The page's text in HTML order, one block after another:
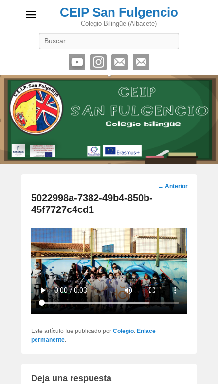
CEIP San Fulgencio
Colegio Bilingüe (Albacete)
Navegación
← Anterior
5022998a-7382-49b4-850b-
45f7727c4cd1
Este artículo fue publicado por Colegio Enlace
permanente
Deja una respuesta